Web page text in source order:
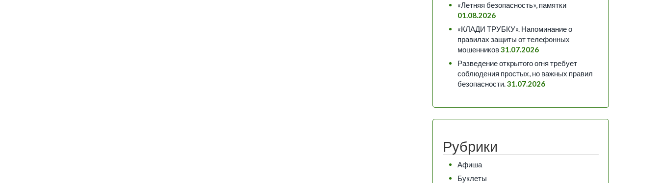
«Летняя безопасность», памятки
01.08.2026
«КЛАДИ ТРУБКУ». Напоминание о
правилах защиты от телефонных
мошенников31.07.2026
Разведение открытого огня требует
соблюдения простых, но важных правил
безопасности.31.07.2026
Рубрики
Афиша
Буклеты